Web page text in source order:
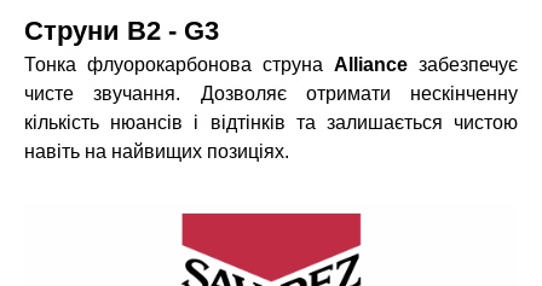
Струни B2 - G3
Тонка флуорокарбонова струна Alliance забезпечує
чисте звучання. Дозволяє отримати нескінченну
кількість нюансів і відтінків та залишається чистою
навіть на найвищих позиціях.